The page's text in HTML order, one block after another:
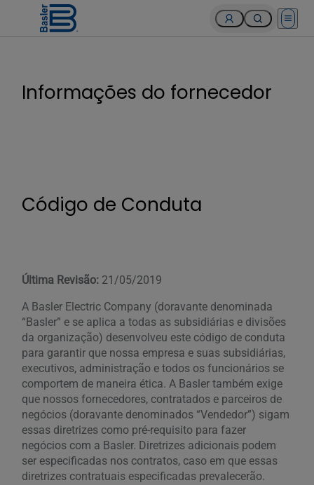
Open
Informações do fornecedor
Código de Conduta
Última Revisão:21/05/2019
A Basler Electric Company (doravante denominada
“Basler” e se aplica a todas as subsidiárias e divisões
da organização) desenvolveu este código de conduta
para garantir que nossa empresa e suas subsidiárias,
executivos, administração e todos os funcionários se
comportem de maneira ética. A Basler também exige
que nossos fornecedores, contratados e parceiros de
negócios (doravante denominados “Vendedor”) sigam
essas diretrizes como pré-requisito para fazer
negócios com a Basler. Diretrizes adicionais podem
ser especificadas nos contratos, caso em que essas
diretrizes contratuais especificadas prevalecerão.